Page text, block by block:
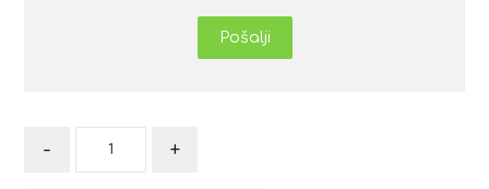
Pošalji
- +